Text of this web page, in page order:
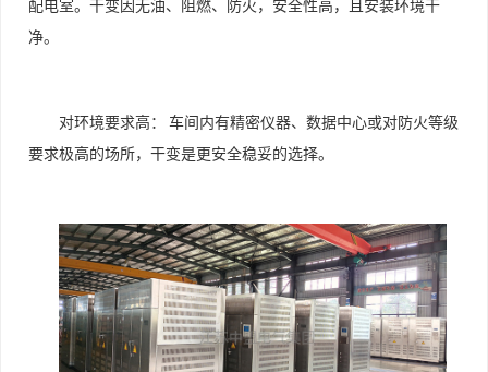
配电室。干变因无油、阻燃、防火，安全性高，且安装环境干
净。
对环境要求高：
车间内有精密仪器、数据中心或对防火等级
要求极高的场所，干变是更安全稳妥的选择。